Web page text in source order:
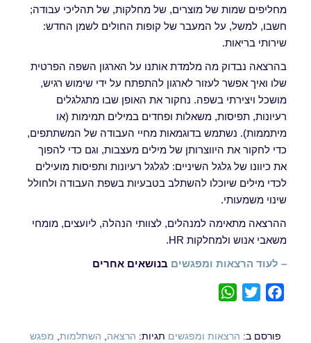
מחליפים שמות של מוצרים, של מחלקות, של תהליכי עבודה;
חשבו, למשל, על המעבר של קופות החולים לשמן החדש:
שירותי בריאות.
בהרצאה נבדוק מה מלמדת אותנו על הארגון השפה הפרטית
שלו ואיך אפשר לעזור לארגון להתפתח על ידי שימוש רגיש,
מושכל ויצירתי בשפה. נחקור את האופן שבו מתגלגלים
רעיונות, תפיסות, משאלות ופחדים במילים תמימות (או
מיתממות). נשתמש בדוגמאות מחיי העבודה של המשתתפים,
כדי לחקור את היווצרותן של מילים מעצבות, וגם כדי להפוך
את כיוונו של גלגל השיניים: לגלגל רעיונות ותפיסות מועילים
לכדי מילים שיוכלו להשתלב בטבעיות בשפת העבודה ולחולל
שינוי משמעותי.
ההרצאה מתאימה למנהלים, לצוותי הנהלה, ליועצים, מומחי
משאבי אנוש ולמחלקות HR.
– לעוד הרצאות ומפגשים בנושאים אחרים
Facebook
Twitter
פורסם ב: הרצאות ומפגשים תגיות: הרצאה, השתלמות, מפגש